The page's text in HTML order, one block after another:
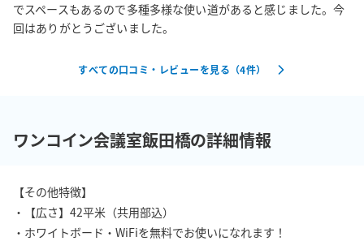
でスペースもあるので多種多様な使い道があると感じました。今
回はありがとうございました。
すべての口コミ・レビューを見る（4件）
ワンコイン会議室飯田橋の詳細情報
【その他特徴】
・【広さ】42平米（共用部込）
・ホワイトボード・WiFiを無料でお使いになれます！